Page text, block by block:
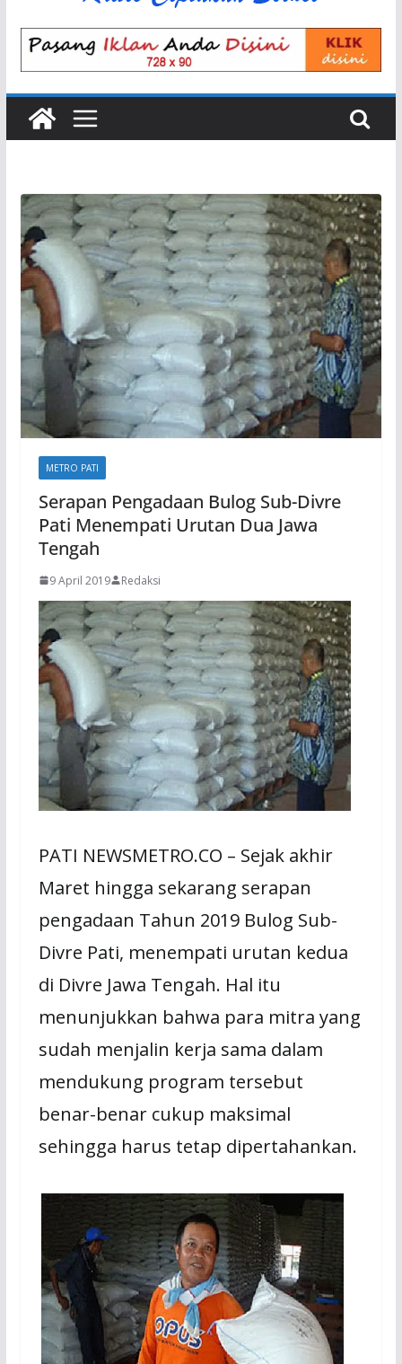
METRO PATI
Serapan Pengadaan Bulog Sub-Divre
Pati Menempati Urutan Dua Jawa
Tengah
9 April 2019 Redaksi
PATI NEWSMETRO.CO – Sejak akhir
Maret hingga sekarang serapan
pengadaan Tahun 2019 Bulog Sub-
Divre Pati, menempati urutan kedua
di Divre Jawa Tengah. Hal itu
menunjukkan bahwa para mitra yang
sudah menjalin kerja sama dalam
mendukung program tersebut
benar-benar cukup maksimal
sehingga harus tetap dipertahankan.